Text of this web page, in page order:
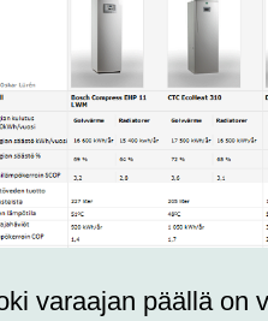
varaajan päällä on